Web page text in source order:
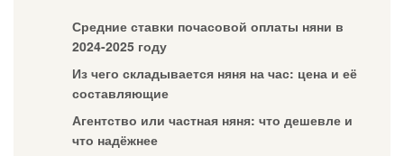
Средние ставки почасовой оплаты няни в
2024-2025 году
Из чего складывается няня на час: цена и её
составляющие
Агентство или частная няня: что дешевле и
что надёжнее